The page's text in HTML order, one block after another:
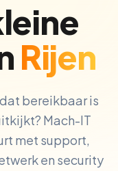
Rijen
bereikbaar is
Mach-IT
met support,
en security